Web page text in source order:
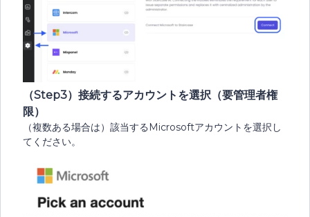
（Step3）接続するアカウントを選択（要管理者権
限）
（複数ある場合は）該当するMicrosoftアカウントを選択し
てください。